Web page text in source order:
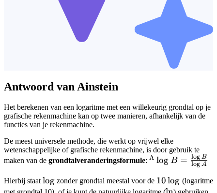
Antwoord van Ainstein
Het berekenen van een logaritme met een willekeurig grondtal op je
grafische rekenmachine kan op twee manieren, afhankelijk van de
functies van je rekenmachine.
De meest universele methode, die werkt op vrijwel elke
wetenschappelijke of grafische rekenmachine, is door gebruik te
maken van de grondtalveranderingsformule: ^\text{A}\log
\frac{\log B}
A log B = log A
log B
Hierbij staat \log
log zonder grondtal meestal voor de 10\log
10 log (logaritme